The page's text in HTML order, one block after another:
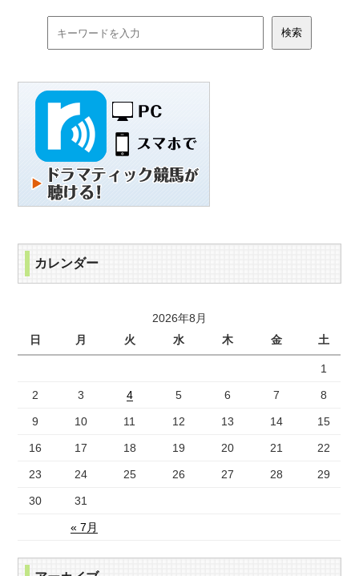
カレンダー
2026年8月
日
月 火 水 木 金 土
« 7月
1
2 3 4 5 6 7 8
9 10 11 12 13 14 15
16 17 18 19 20 21 22
23 24 25 26 27 28 29
30 31